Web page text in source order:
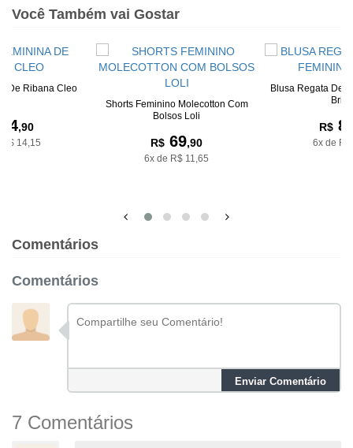
Você Também vai Gostar
De Ribana Cleo
,90
14,15
Shorts Feminino Molecotton Com
Bolsos Loli
R$ 69,90
6x de R$ 11,65
Blusa Regata De
R$
6x de
Comentários
Comentários
Enviar Comentário
7 Comentários